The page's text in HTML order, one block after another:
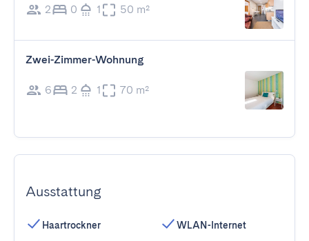
2 0 1 50 m²
Zwei-Zimmer-Wohnung
6 2 1 70 m²
Ausstattung
Haartrockner
WLAN-Internet